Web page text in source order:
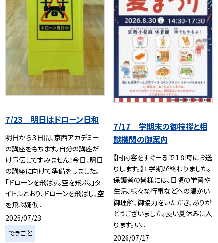
7/23 明日はドローン日和
明日から３日間、京西アカデミー
の講座をもちます。自分の講座だ
け宣伝してすみません！今日、明日
の講座に向けて準備をしました。
「ドローンを飛ばす。空を飛ぶ。」タ
イトルとおり、ドローンを飛ばし、空
を飛ぶ疑似...
2026/07/23
できごと
7/17 学期末の御挨拶と相
談機関の御案内
【同内容をすぐーるで１８時にお送
りします。】１学期が終わりました。
保護者の皆様には、日頃の学習や
生活、様々な行事などへの温かい
御理解、御協力をいただき、ありが
とうございました。長い夏休みに入
ります。い...
2026/07/17